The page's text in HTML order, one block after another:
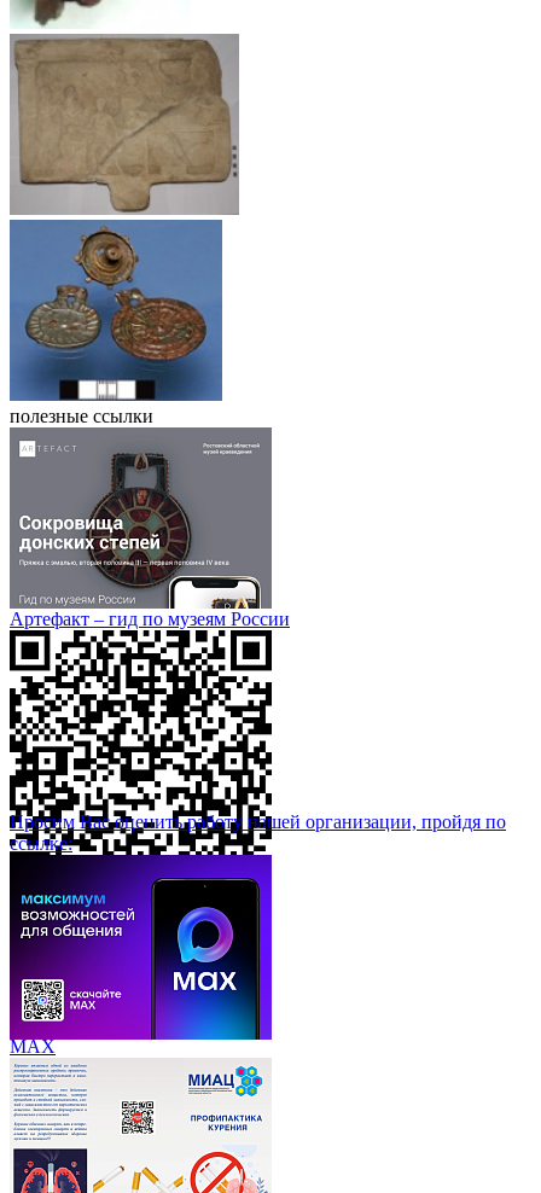
полезные ссылки
Артефакт – гид по музеям России
Просим Вас оценить работу нашей организации, пройдя по
ссылке:
МАХ